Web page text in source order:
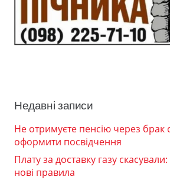
Недавні записи
Не отримуєте пенсію через брак
оформити посвідчення
Плату за доставку газу
нові правила